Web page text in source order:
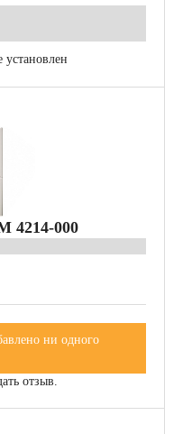
установлен
4214-000
ни одного
отзыв.